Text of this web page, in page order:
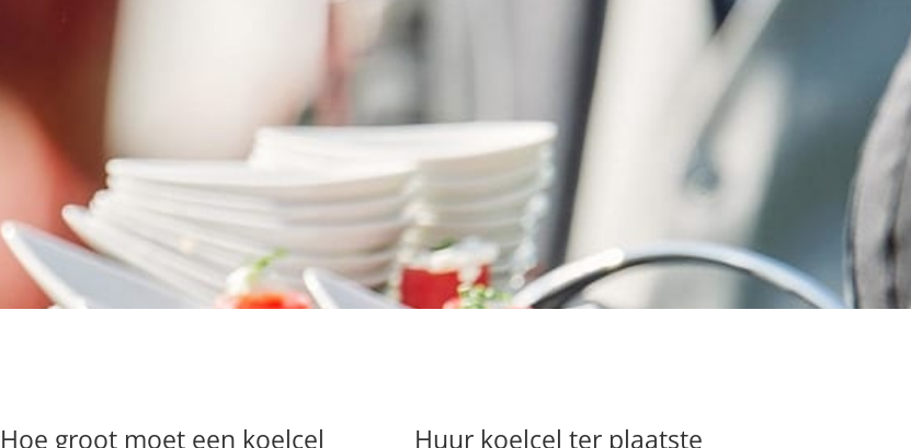
Hoe groot moet een koelcel Huur koelcel ter plaatste